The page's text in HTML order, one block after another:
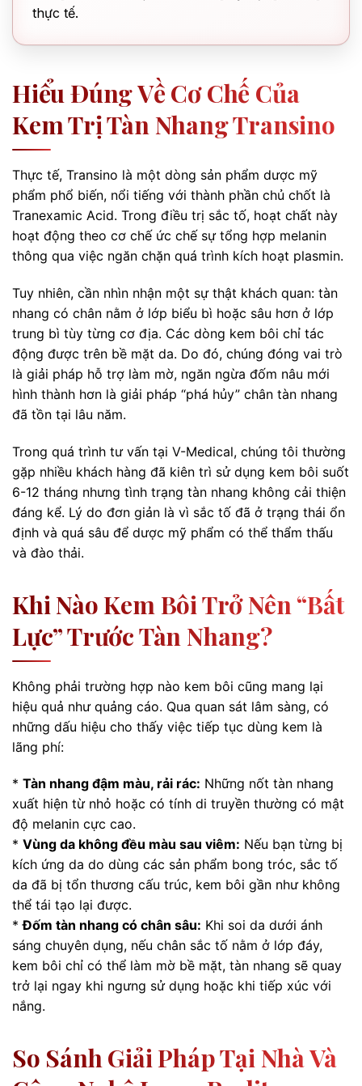
thực tế.
Hiểu Đúng Về Cơ Chế Của
Kem Trị Tàn Nhang Transino
Thực tế, Transino là một dòng sản phẩm dược mỹ
phẩm phổ biến, nổi tiếng với thành phần chủ chốt là
Tranexamic Acid. Trong điều trị sắc tố, hoạt chất này
hoạt động theo cơ chế ức chế sự tổng hợp melanin
thông qua việc ngăn chặn quá trình kích hoạt plasmin.
Tuy nhiên, cần nhìn nhận một sự thật khách quan: tàn
nhang có chân nằm ở lớp biểu bì hoặc sâu hơn ở lớp
trung bì tùy từng cơ địa. Các dòng kem bôi chỉ tác
động được trên bề mặt da. Do đó, chúng đóng vai trò
là giải pháp hỗ trợ làm mờ, ngăn ngừa đốm nâu mới
hình thành hơn là giải pháp “phá hủy” chân tàn nhang
đã tồn tại lâu năm.
Trong quá trình tư vấn tại V-Medical, chúng tôi thường
gặp nhiều khách hàng đã kiên trì sử dụng kem bôi suốt
6-12 tháng nhưng tình trạng tàn nhang không cải thiện
đáng kể. Lý do đơn giản là vì sắc tố đã ở trạng thái ổn
định và quá sâu để dược mỹ phẩm có thể thẩm thấu
và đào thải.
Khi Nào Kem Bôi Trở Nên “bất
Lực” Trước Tàn Nhang?
Không phải trường hợp nào kem bôi cũng mang lại
hiệu quả như quảng cáo. Qua quan sát lâm sàng, có
những dấu hiệu cho thấy việc tiếp tục dùng kem là
lãng phí:
* Tàn nhang đậm màu, rải rác: Những nốt tàn nhang
xuất hiện từ nhỏ hoặc có tính di truyền thường có mật
độ melanin cực cao.
* Vùng da không đều màu sau viêm: Nếu bạn từng bị
kích ứng da do dùng các sản phẩm bong tróc, sắc tố
da đã bị tổn thương cấu trúc, kem bôi gần như không
thể tái tạo lại được.
*Đốm tàn nhang có chân sâu: Khi soi da dưới ánh
sáng chuyên dụng, nếu chân sắc tố nằm ở lớp đáy,
kem bôi chỉ có thể làm mờ bề mặt, tàn nhang sẽ quay
trở lại ngay khi ngưng sử dụng hoặc khi tiếp xúc với
nắng.
So Sánh Giải Pháp Tại Nhà Và